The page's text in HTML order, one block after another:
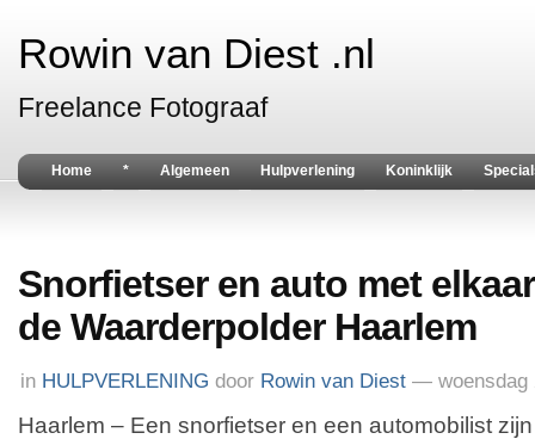
Rowin van Diest .nl
Freelance Fotograaf
Home * Algemeen Hulpverlening Koninklijk
Snorfietser en auto met
de Waarderpolder Haarlem
in HULPVERLENING door Rowin van Diest — woensdag
Haarlem – Een snorfietser en een automobilist